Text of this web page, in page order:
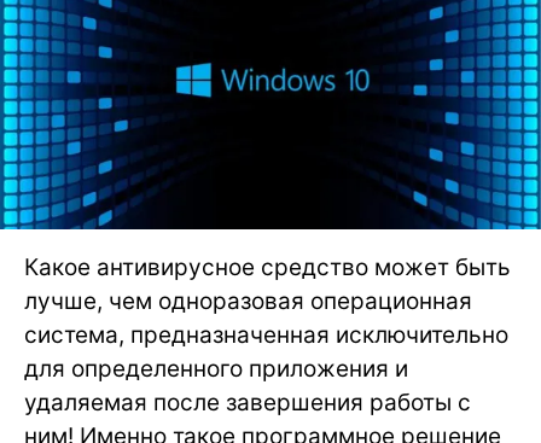
Какое антивирусное средство может быть
лучше, чем одноразовая операционная
система, предназначенная исключительно
для определенного приложения и
удаляемая после завершения работы с
ним! Именно такое программное решение